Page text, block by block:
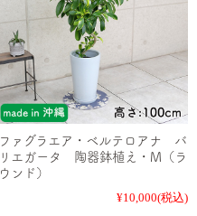
ファグラエア・ベルテロアナ バ
リエガータ 陶器鉢植え・M（ラ
ウンド）
¥10,000(税込)